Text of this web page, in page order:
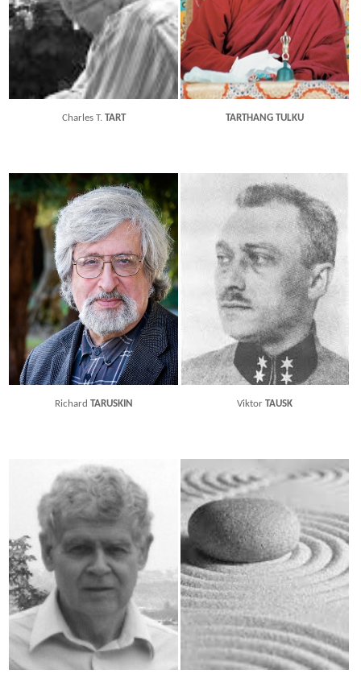
Charles T. TART TARTHANG TULKU
Richard TARUSKIN Viktor TAUSK